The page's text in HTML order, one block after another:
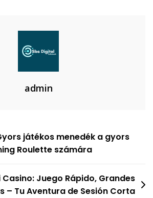
admin
játékos menedék a gyors
Roulette számára
Casino: Juego Rápido, Grandes
– Tu Aventura de Sesión Corta